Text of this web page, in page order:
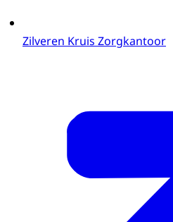
Zilveren Kruis Zorgkantoor